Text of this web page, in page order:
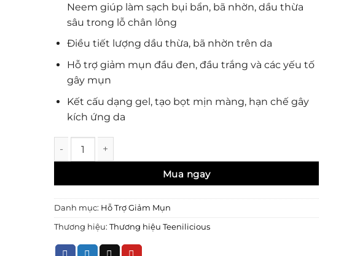
Neem giúp làm sạch bụi bẩn, bã nhờn, dầu thừa
sâu trong lỗ chân lông
Điều tiết lượng dầu thừa, bã nhờn trên da
Hỗ trợ giảm mụn đầu đen, đầu trắng và các yếu tố
gây mụn
Kết cấu dạng gel, tạo bọt mịn màng, hạn chế gây
kích ứng da
Teenilicious Acne Face Cleanser Sữa Rửa Mặt Giúp Giảm Mụn Đầu
Danh mục: Hỗ Trợ Giảm Mụn
Thương hiệu:Thương hiệu Teenilicious